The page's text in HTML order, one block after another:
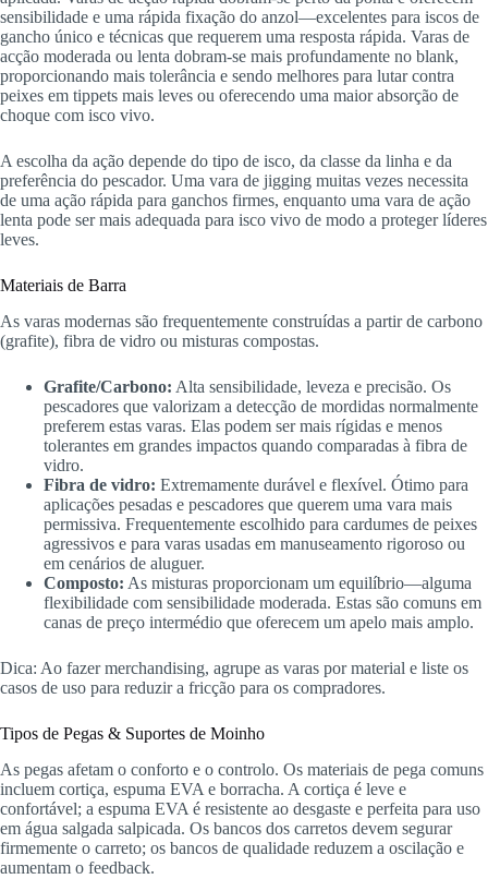
sensibilidade e uma rápida fixação do anzol—excelentes para iscos de
gancho único e técnicas que requerem uma resposta rápida. Varas de
acção moderada ou lenta dobram-se mais profundamente no blank,
proporcionando mais tolerância e sendo melhores para lutar contra
peixes em tippets mais leves ou oferecendo uma maior absorção de
choque com isco vivo.
A escolha da ação depende do tipo de isco, da classe da linha e da
preferência do pescador. Uma vara de jigging muitas vezes necessita
de uma ação rápida para ganchos firmes, enquanto uma vara de ação
lenta pode ser mais adequada para isco vivo de modo a proteger líderes
leves.
Materiais de Barra
As varas modernas são frequentemente construídas a partir de carbono
(grafite), fibra de vidro ou misturas compostas.
Grafite/Carbono: Alta sensibilidade, leveza e precisão. Os
pescadores que valorizam a detecção de mordidas normalmente
preferem estas varas. Elas podem ser mais rígidas e menos
tolerantes em grandes impactos quando comparadas à fibra de
vidro.
Fibra de vidro: Extremamente durável e flexível. Ótimo para
aplicações pesadas e pescadores que querem uma vara mais
permissiva. Frequentemente escolhido para cardumes de peixes
agressivos e para varas usadas em manuseamento rigoroso ou
em cenários de aluguer.
Composto: As misturas proporcionam um equilíbrio—alguma
flexibilidade com sensibilidade moderada. Estas são comuns em
canas de preço intermédio que oferecem um apelo mais amplo.
Dica: Ao fazer merchandising, agrupe as varas por material e liste os
casos de uso para reduzir a fricção para os compradores.
Tipos de Pegas & Suportes de Moinho
As pegas afetam o conforto e o controlo. Os materiais de pega comuns
incluem cortiça, espuma EVA e borracha. A cortiça é leve e
confortável; a espuma EVA é resistente ao desgaste e perfeita para uso
em água salgada salpicada. Os bancos dos carretos devem segurar
firmemente o carreto; os bancos de qualidade reduzem a oscilação e
aumentam o feedback.